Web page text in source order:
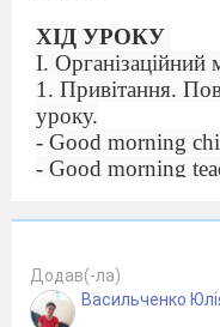
ХІД УРОКУ
I. Організаційний
1. Привітання.
уроку.
- Good morning
- Good morning
are having a
speaking about
revise colours,
Додав(-ла)
Васильченко